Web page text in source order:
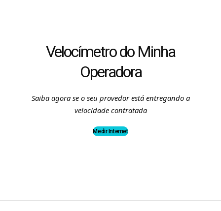
Velocímetro do Minha
Operadora
Saiba agora se o seu provedor está entregando a
velocidade contratada
Medir Internet